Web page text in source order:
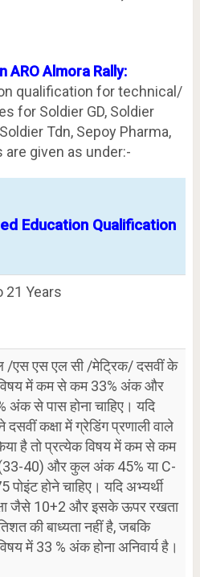
ARO Almora Rally:
qualification for technical/
for Soldier GD, Soldier
Tdn, Sepoy Pharma,
are given as under:-
Education Qualification
21 Years
/एस एस एल सी /मेट्रिक/ दसवीं के
में कम से कम 33% अंक और
से पास होना चाहिए। यदि
कक्षा में ग्रेडिंग प्रणाली वाले
है तो प्रत्येक विषय में कम से कम
40) और कुल अंक 45% या C-
पोइंट होने चाहिए। यदि अभ्यर्थी
जैसे 10+2 और इसके ऊपर रखता
की बाध्यता नहीं है, जबकि
में 33 % अंक होना अनिवार्य है।